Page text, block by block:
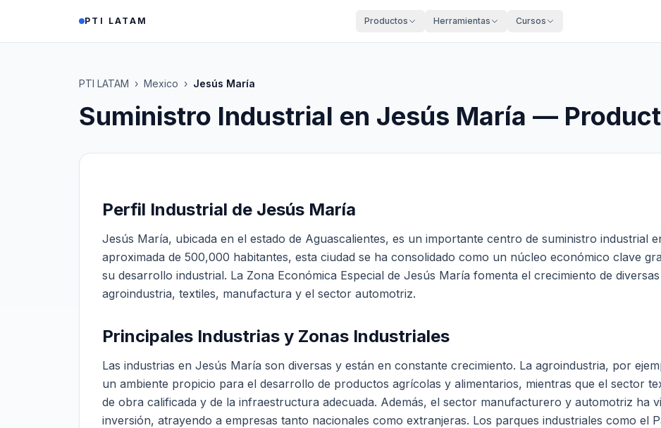
PTI LATAM Productos Herramientas Cursos
PTI LATAM › Mexico › Jesús María
Suministro Industrial en Jesús María —
Perfil Industrial de Jesús María
Jesús María, ubicada en el estado de Aguascalientes, es un importante centro de suministro industrial
aproximada de 500,000 habitantes, esta ciudad se ha consolidado como un núcleo económico clave
su desarrollo industrial. La Zona Económica Especial de Jesús María fomenta el crecimiento de
agroindustria, textiles, manufactura y el sector automotriz.
Principales Industrias y Zonas Industriales
Las industrias en Jesús María son diversas y están en constante crecimiento. La agroindustria, por
un ambiente propicio para el desarrollo de productos agrícolas y alimentarios, mientras que el sector
de obra calificada y de la infraestructura adecuada. Además, el sector manufacturero y automotriz ha
inversión, atrayendo a empresas tanto nacionales como extranjeras. Los parques industriales como el